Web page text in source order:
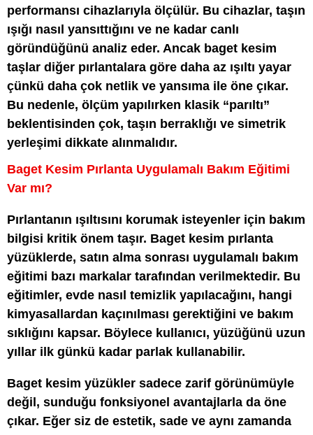
performansı cihazlarıyla ölçülür. Bu cihazlar, taşın
ışığı nasıl yansıttığını ve ne kadar canlı
göründüğünü analiz eder. Ancak baget kesim
taşlar diğer pırlantalara göre daha az ışıltı yayar
çünkü daha çok netlik ve yansıma ile öne çıkar.
Bu nedenle, ölçüm yapılırken klasik “parıltı”
beklentisinden çok, taşın berraklığı ve simetrik
yerleşimi dikkate alınmalıdır.
Baget Kesim Pırlanta Uygulamalı Bakım Eğitimi
Var mı?
Pırlantanın ışıltısını korumak isteyenler için bakım
bilgisi kritik önem taşır. Baget kesim pırlanta
yüzüklerde, satın alma sonrası uygulamalı bakım
eğitimi bazı markalar tarafından verilmektedir. Bu
eğitimler, evde nasıl temizlik yapılacağını, hangi
kimyasallardan kaçınılması gerektiğini ve bakım
sıklığını kapsar. Böylece kullanıcı, yüzüğünü uzun
yıllar ilk günkü kadar parlak kullanabilir.
Baget kesim yüzükler sadece zarif görünümüyle
değil, sunduğu fonksiyonel avantajlarla da öne
çıkar. Eğer siz de estetik, sade ve aynı zamanda